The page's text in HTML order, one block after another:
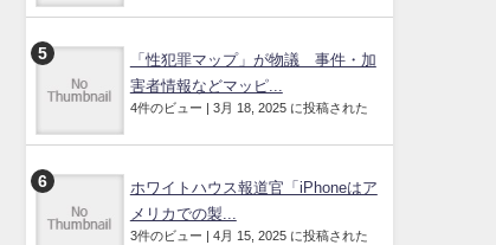
「性犯罪マップ」が物議 事件・加
害者情報などマッピ...
4件のビュー 3月 18, 2025 に投稿された
ホワイトハウス報道官「iPhoneはア
メリカでの製...
3件のビュー 4月 15, 2025 に投稿された